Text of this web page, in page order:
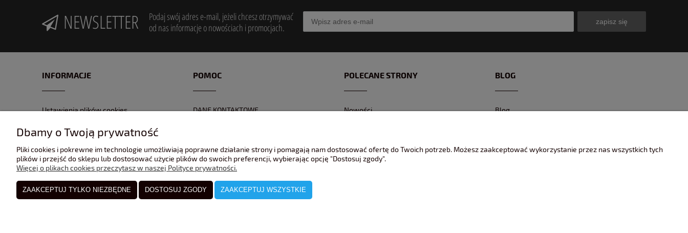
NEWSLETTER
Podaj swój adres e-mail, jeżeli chcesz otrzymywać
od nas informacje o nowościach i promocjach.
zapisz się
INFORMACJE
Ustawienia plików cookies
REGULAMIN
GPSR
POMOC
DANE KONTAKTOWE
ZWROTY I REKLAMACJE
POLECANE STRONY
Nowości
BLOG
Blog
ENCYKLOPEDIA KOLEKCJONERA
Dbamy o Twoją prywatność
Pliki cookies i pokrewne im technologie umożliwiają poprawne działanie strony i pomagają nam dostosować ofertę do Twoich potrzeb. Możesz zaakceptować wykorzystanie przez nas wszystkich tych
plików i przejść do sklepu lub dostosować użycie plików do swoich preferencji, wybierając opcję "Dostosuj zgody".
Więcej o plikach cookies przeczytasz w naszej Polityce prywatności.
ZAAKCEPTUJ TYLKO NIEZBĘDNE DOSTOSUJ ZGODY ZAAKCEPTUJ WSZYSTKIE